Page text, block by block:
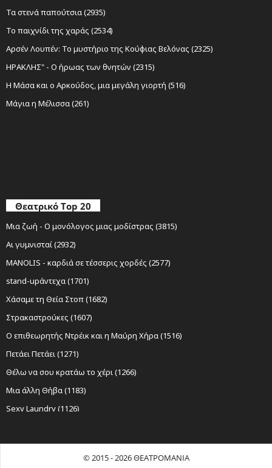
Τα στενά παπούτσια (2935)
Το παιχνίδι της χαράς (2534)
Αρσέν Λουπέν: Το μυστήριο της Κούφιας Βελόνας (2325)
ΗΡΑΚΛΗΣ" - Ο ήρωας των θνητών (2315)
Η Μάσα και ο Αρκούδος, μια μεγάλη γιορτή (516)
Μάγια η Μέλισσα (261)
Θεατρικό Top 20
Μια ζωή - Ο μονόλογος μιας μοδίστρας (3815)
Αι γυμνισταί (2932)
MANOLIS - καρδιά σε τέσσερις χορδές (2577)
stand-upάντεχα (1701)
Χάσαμε τη Θεία Στοπ (1682)
Στρακαστρούκες (1607)
Ο επιθεωρητής Ντρέικ και η Μαύρη Χήρα (1516)
Πετάει Πετάει (1271)
Θέλω να σου κρατάω το χέρι (1266)
Μια άλλη Θήβα (1183)
Sexy Laundry (1126)
Ο Σώζων Εαυτόν Σωθήτω (1065)
Όχι Άλλο Κάρβουνο (999)© 2015 - 2026 ΘΕΑΤΡΟΜΑΝΙΑ